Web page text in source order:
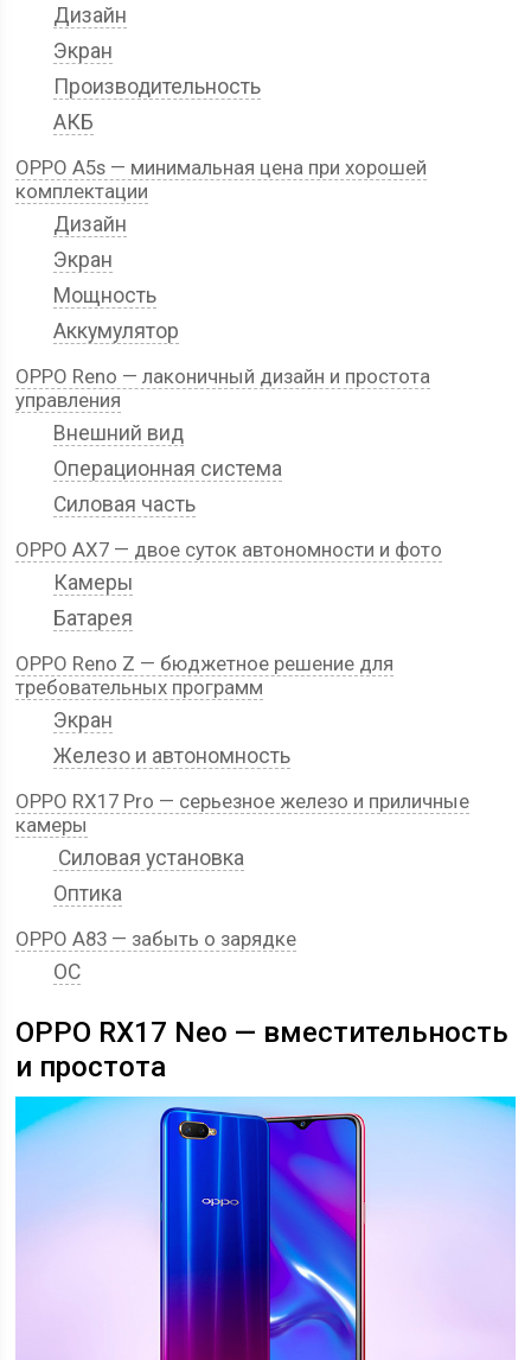
Дизайн
Экран
Производительность
АКБ
OPPO A5s — минимальная цена при хорошей
комплектации
Дизайн
Экран
Мощность
Аккумулятор
OPPO Reno — лаконичный дизайн и простота
управления
Внешний вид
Операционная система
Силовая часть
OPPO AX7 — двое суток автономности и фото
Камеры
Батарея
OPPO Reno Z — бюджетное решение для
требовательных программ
Экран
Железо и автономность
OPPO RX17 Pro — серьезное железо и приличные
камеры
Силовая установка
Оптика
OPPO A83 — забыть о зарядке
ОС
OPPO RX17 Neo — вместительность
и простота